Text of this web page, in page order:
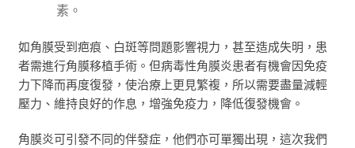
素。
如角膜受到疤痕、白斑等問題影響視力，甚至造成失明，患
者需進行角膜移植手術。但病毒性角膜炎患者有機會因免疫
力下降而再度復發，使治療上更見繁複，所以需要盡量減輕
壓力、維持良好的作息，增強免疫力，降低復發機會。
角膜炎可引發不同的伴發症，他們亦可單獨出現，這次我們